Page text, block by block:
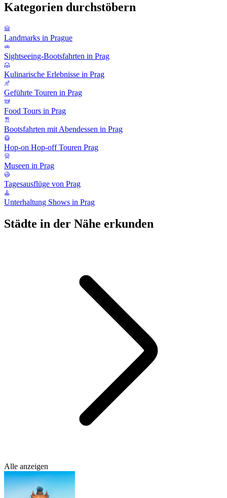
Kategorien durchstöbern
Landmarks in Prague
Sightseeing-Bootsfahrten in Prag
Kulinarische Erlebnisse in Prag
Geführte Touren in Prag
Food Tours in Prag
Bootsfahrten mit Abendessen in Prag
Hop-on Hop-off Touren Prag
Museen in Prag
Tagesausflüge von Prag
Unterhaltung Shows in Prag
Städte in der Nähe erkunden
Alle anzeigen